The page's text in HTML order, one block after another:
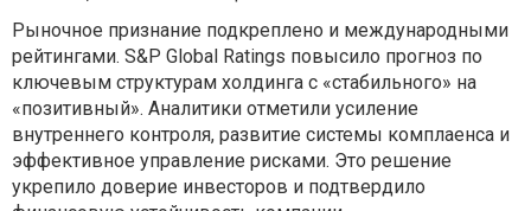
Рыночное признание подкреплено и международными
рейтингами. S&P Global Ratings повысило прогноз по
ключевым структурам холдинга с «стабильного» на
«позитивный». Аналитики отметили усиление
внутреннего контроля, развитие системы комплаенса и
эффективное управление рисками. Это решение
укрепило доверие инвесторов и подтвердило